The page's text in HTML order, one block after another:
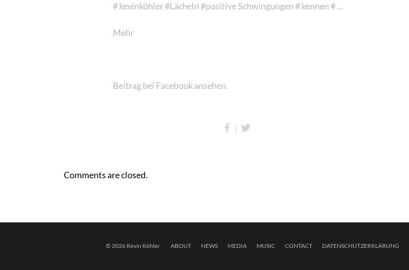
# kevinköhler#Lächeln#positive Schwingungen# kennen# …
Mehr
Beitrag bei Facebook ansehen.
Comments are closed.
© 2026 Kevin Köhler ABOUT NEWS MEDIA MUSIC CONTACT DATENSCHUTZERKLÄRUNG